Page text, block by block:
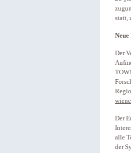
statt,
Der
Der
alle
der